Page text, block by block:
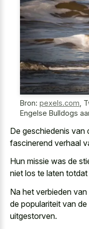
Bron: pexels.com,
Engelse Bulldogs
De geschiedenis van
fascinerend verhaal
Hun missie was de
niet los te laten
Na het verbieden
de populariteit van
uitgestorven.